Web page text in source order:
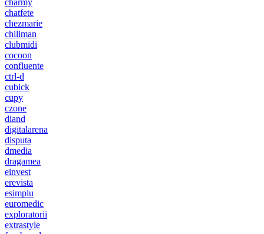
charmy
chatfete
chezmarie
chiliman
clubmidi
cocoon
confluente
ctrl-d
cubick
cupy
czone
diand
digitalarena
disputa
dmedia
dragamea
einvest
erevista
esimplu
euromedic
exploratorii
extrastyle